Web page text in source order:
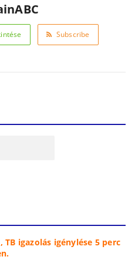
Subscribe
TB igazolás igénylése 5 perc